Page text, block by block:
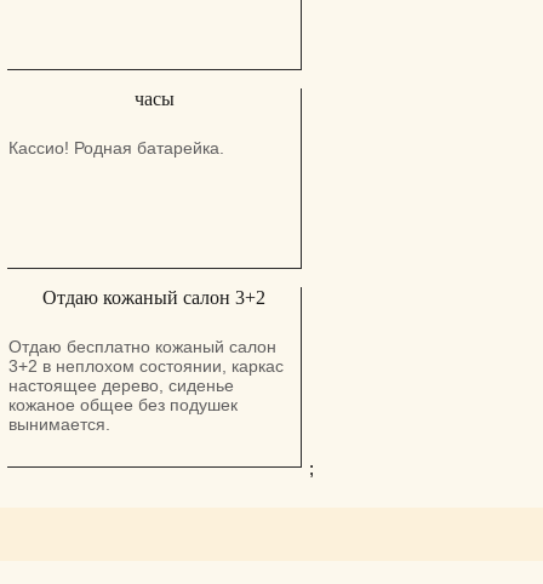
часы
Кассио! Родная батарейка.
Отдаю кожаный салон 3+2
Отдаю бесплатно кожаный салон
3+2 в неплохом состоянии, каркас
настоящее дерево, сиденье
кожаное общее без подушек
вынимается.
;